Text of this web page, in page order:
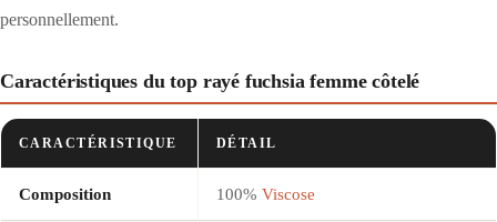
personnellement.
Caractéristiques du top rayé fuchsia femme côtelé
CARACTÉRISTIQUE DÉTAIL
Composition 100% Viscose